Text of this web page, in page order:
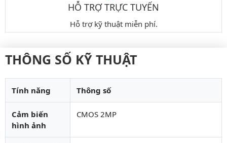
HỖ TRỢ TRỰC TUYẾN
Hỗ trợ kỹ thuật miễn phí.
THÔNG SỐ KỸ THUẬT
Tính năng Thông số
Cảm biến
hình ảnh
CMOS 2MP